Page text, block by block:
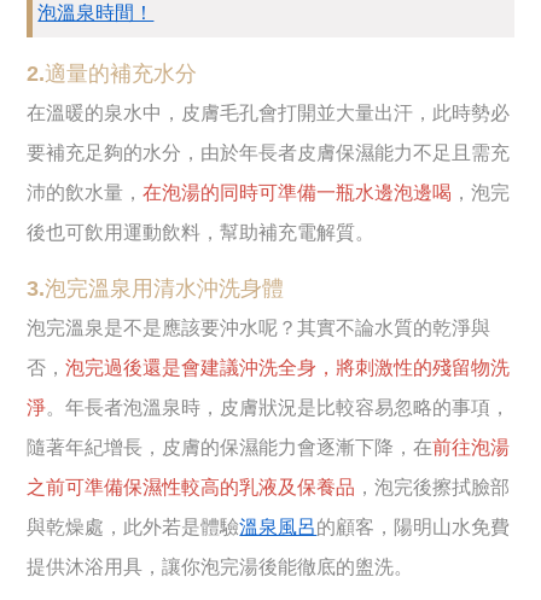
泡溫泉時間！
2.適量的補充水分
在溫暖的泉水中，皮膚毛孔會打開並大量出汗，此時勢必
要補充足夠的水分，由於年長者皮膚保濕能力不足且需充
沛的飲水量，在泡湯的同時可準備一瓶水邊泡邊喝 ，泡完
後也可飲用運動飲料，幫助補充電解質。
3.泡完溫泉用清水沖洗身體
泡完溫泉是不是應該要沖水呢？其實不論水質的乾淨與
否，泡完過後還是會建議沖洗全身，將刺激性的殘留物洗
淨。年長者泡溫泉時，皮膚狀況是比較容易忽略的事項，
隨著年紀增長，皮膚的保濕能力會逐漸下降，在前往泡湯
之前可準備保濕性較高的乳液及保養品 ，泡完後擦拭臉部
與乾燥處，此外若是體驗溫泉風呂的顧客，陽明山水免費
提供沐浴用具，讓你泡完湯後能徹底的盥洗。